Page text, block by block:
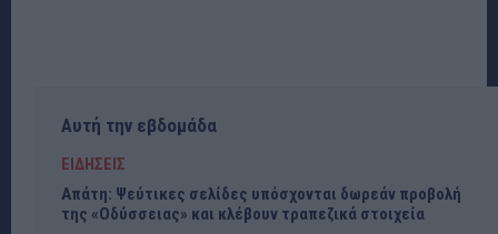
Αυτή την εβδομάδα
ΕΙΔΗΣΕΙΣ
Απάτη: Ψεύτικες σελίδες υπόσχονται δωρεάν προβολή
της «Οδύσσειας» και κλέβουν τραπεζικά στοιχεία